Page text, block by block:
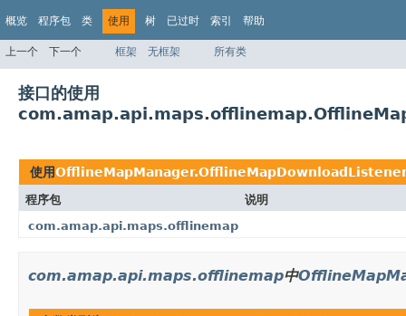
概览 程序包 类 使用 树 已过时 索引 帮助
上一个 下一个 框架 无框架 所有类
接口的使用
使用
程序包
说明
com.amap.api.maps.offlinemap
com.amap.api.maps.offlinemap中